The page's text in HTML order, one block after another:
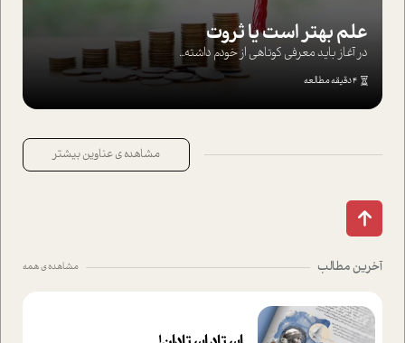
علم بهتر است یا ثروت
در آغاز باید معرفی کوتاهی از خودم داشته...
4 دقیقه مطالعه
مشاهده ی عناوین بیشتر
آخرین مطالب مشاهده ی همه